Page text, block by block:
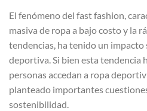
El fenómeno del fast fashion,
masiva de ropa a bajo costo y la
tendencias, ha tenido un
deportiva. Si bien esta tendencia
personas accedan a ropa
planteado importantes
sostenibilidad.